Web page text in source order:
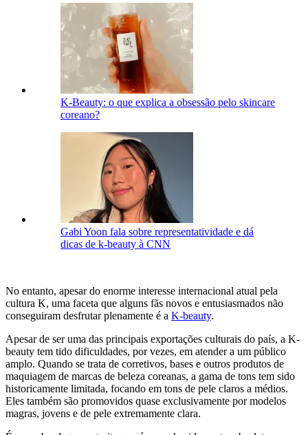
K-Beauty: o que explica a obsessão pelo skincare
coreano?
Gabi Yoon fala sobre representatividade e dá
dicas de k-beauty à CNN
No entanto, apesar do enorme interesse internacional atual pela
cultura K, uma faceta que alguns fãs novos e entusiasmados não
conseguiram desfrutar plenamente é a K-beauty.
Apesar de ser uma das principais exportações culturais do país, a K-
beauty tem tido dificuldades, por vezes, em atender a um público
amplo. Quando se trata de corretivos, bases e outros produtos de
maquiagem de marcas de beleza coreanas, a gama de tons tem sido
historicamente limitada, focando em tons de pele claros a médios.
Eles também são promovidos quase exclusivamente por modelos
magras, jovens e de pele extremamente clara.